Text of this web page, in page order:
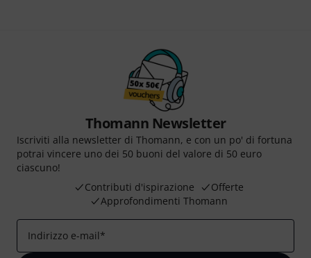
Thomann Newsletter
Iscriviti alla newsletter di Thomann, e con un po' di fortuna
potrai vincere uno dei 50 buoni del valore di 50 euro
ciascuno!
Contributi d'ispirazione
Offerte
Approfondimenti Thomann
Indirizzo e-mail*